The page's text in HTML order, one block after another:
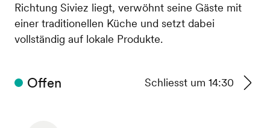
Richtung Siviez liegt, verwöhnt seine Gäste mit
einer traditionellen Küche und setzt dabei
vollständig auf lokale Produkte.
Offen Schliesst um 14:30